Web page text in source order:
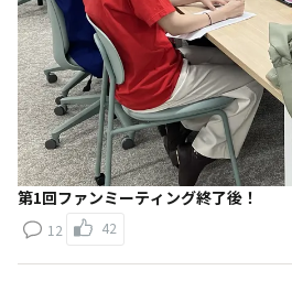
第1回ファンミーティング終了後！
12 42